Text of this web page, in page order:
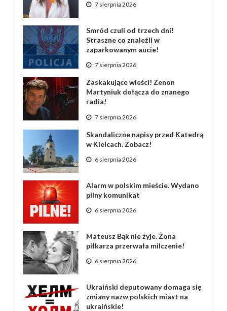
7 sierpnia 2026
Smród czuli od trzech dni!
Straszne co znaleźli w
zaparkowanym aucie!
7 sierpnia 2026
Zaskakujące wieści! Zenon
Martyniuk dołącza do znanego
radia!
7 sierpnia 2026
Skandaliczne napisy przed Katedrą
w Kielcach. Zobacz!
6 sierpnia 2026
Alarm w polskim mieście. Wydano
pilny komunikat
6 sierpnia 2026
Mateusz Bąk nie żyje. Żona
piłkarza przerwała milczenie!
6 sierpnia 2026
Ukraiński deputowany domaga się
zmiany nazw polskich miast na
ukraińskie!